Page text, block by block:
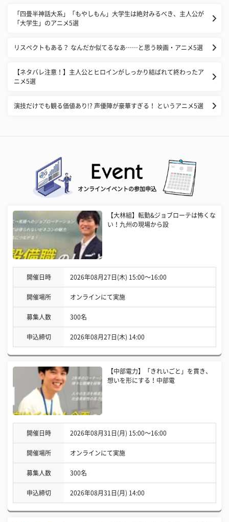
「四畳半神話大系」「もやしもん」大学生は絶対みるべき、主人公が
「大学生」のアニメ5選
リスペクトもある？ なんだか似てるなあ……と思う映画・アニメ5選
【ネタバレ注意！】主人公とヒロインがしっかり結ばれて終わったア
ニメ5選
演技だけでも観る価値あり!? 声優陣が豪華すぎる！ というアニメ5選
オンラインイベントの参加申込
【大林組】転勤&ジョブローテは怖くな
い！九州の現場から設
開催日時 2026年08月27日(木) 15:00〜16:00
開催場所 オンラインにて実施
募集人数 300名
申込締切 2026年08月27日(木) 14:00
【中部電力】「きれいごと」を貫き、
想いを形にする！中部電
開催日時 2026年08月31日(月) 15:00〜16:00
開催場所 オンラインにて実施
募集人数 300名
申込締切 2026年08月31日(月) 14:00